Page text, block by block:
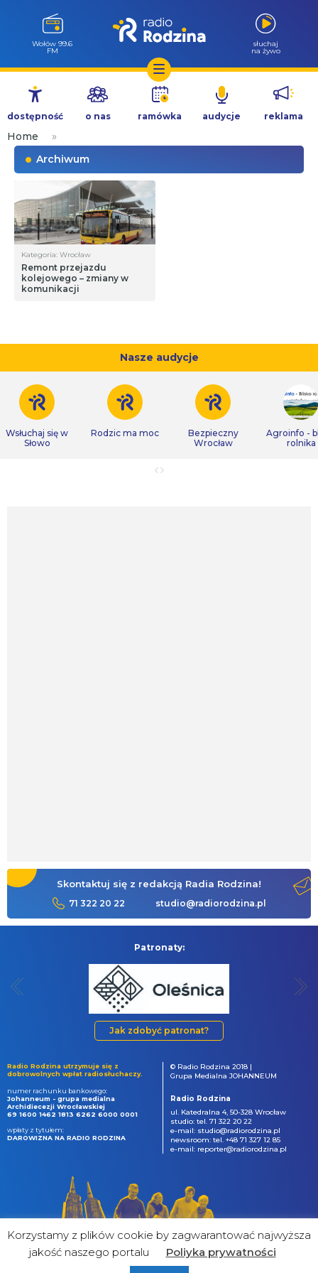
Przejdź
treści
Wołów 99.6
FM
słuchaj
na żywo
dostępność o nas ramówka audycje reklama
Home
»
Archiwum
Kategoria: Wrocław
Remont przejazdu
kolejowego – zmiany w
komunikacji
Nasze audycje
Wsłuchaj się w
Słowo
Rodzic ma moc
Bezpieczny
Wrocław
Agroinfo -
rolnika
Skontaktuj się z redakcją Radia Rodzina!
71 322 20 22 studio@radiorodzina.pl
Patronaty:
Jak zdobyć patronat?
Radio Rodzina utrzymuje się z
dobrowolnych wpłat radiosłuchaczy.
numer rachunku bankowego:
Johanneum - grupa medialna
Archidiecezji Wrocławskiej
69 1600 1462 1813 6262 6000 0001
wpłaty z tytułem:
DAROWIZNA NA RADIO RODZINA
© Radio Rodzina 2018 |
Grupa Medialna JOHANNEUM
Radio Rodzina
ul. Katedralna 4, 50-328 Wrocław
studio: tel. 71 322 20 22
e-mail: studio@radiorodzina.pl
newsroom: tel. +48 71 327 12 85
e-mail: reporter@radiorodzina.pl
Korzystamy z plików cookie by zagwarantować najwyższa
jakość naszego portalu
Poliyka prywatności